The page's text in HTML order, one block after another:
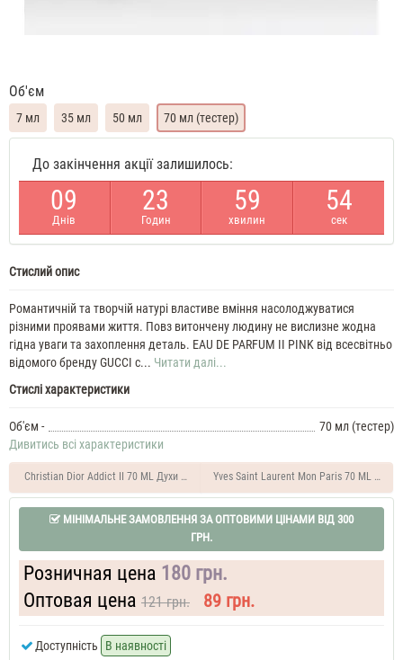
Об'єм
7 мл 35 мл 50 мл
70 мл (тестер)
Pink
масляні
MLGucci
Pink
35
ML
Духи
II
35
ML
Духи
50
Gucci
Pink
ML
Духи
тестер
До закінчення акції залишилось:
09
Днів
23
Годин
59
хвилин
54
сек
Стислий опис
Романтичній та творчій натурі властиве вміння насолоджуватися
різними проявами життя. Повз витончену людину не вислизне жодна
гідна уваги та захоплення деталь. EAU DE PARFUM II PINK від всесвітньо
відомого бренду GUCCI с... Читати далі...
Стислі характеристики
Об'єм -
70 мл (тестер)
Дивитись всі характеристики
Christian Dior Addict II 70 ML Духи жіночі тестерYves Saint Laurent Mon Paris 70 ML Духи
МІНІМАЛЬНЕ ЗАМОВЛЕННЯ ЗА ОПТОВИМИ ЦІНАМИ ВІД 300
ГРН.
Розничная цена 180 грн.
Оптовая цена 121 грн. 89 грн.
Доступність В наявності